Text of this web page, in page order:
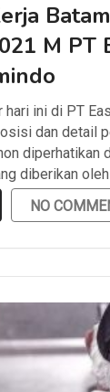
Batam
M PT
hari ini di PT
dan detail
diperhatikan
diberikan
NO